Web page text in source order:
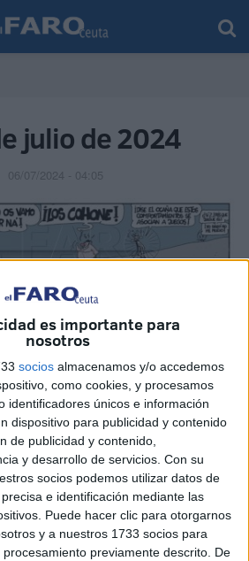
es importante para
nosotros
socios almacenamos y/o accedemos
como cookies, y procesamos
identificadores únicos e información
dispositivo para publicidad y contenido
de publicidad y contenido,
y desarrollo de servicios. Con su
socios podemos utilizar datos de
e identificación mediante las
Puede hacer clic para otorgarnos
y a nuestros 1733 socios para
previamente descrito. De
julio de 2024
06/07/2024 - 04:05
se pone a punto: todas las
al detalle
en el puerto de Ceuta a un
buscado en Francia